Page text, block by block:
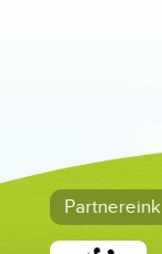
Partnereink